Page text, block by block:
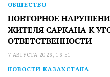
ОБЩЕСТВО
ПОВТОРНОЕ
ЖИТЕЛЯ САРКАНА К
ОТВЕТСТВЕННОСТИ
7 АВГУСТА 2026, 16:51
НОВОСТИ КАЗАХСТАНА